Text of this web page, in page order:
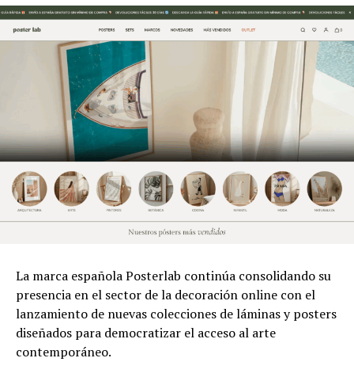
La marca española Posterlab continúa consolidando su
presencia en el sector de la decoración online con el
lanzamiento de nuevas colecciones de láminas y posters
diseñados para democratizar el acceso al arte
contemporáneo.